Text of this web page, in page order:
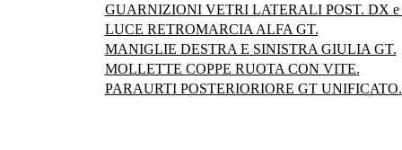
GUARNIZIONI VETRI LATERALI POST. DX
LUCE RETROMARCIA ALFA GT.
MANIGLIE DESTRA E SINISTRA GIULIA GT.
MOLLETTE COPPE RUOTA CON VITE.
PARAURTI POSTERIORIORE GT UNIFICATO.